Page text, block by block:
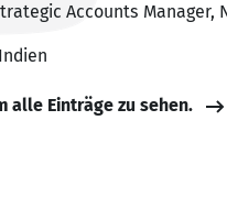
Accounts Manager,
alle Einträge zu sehen.